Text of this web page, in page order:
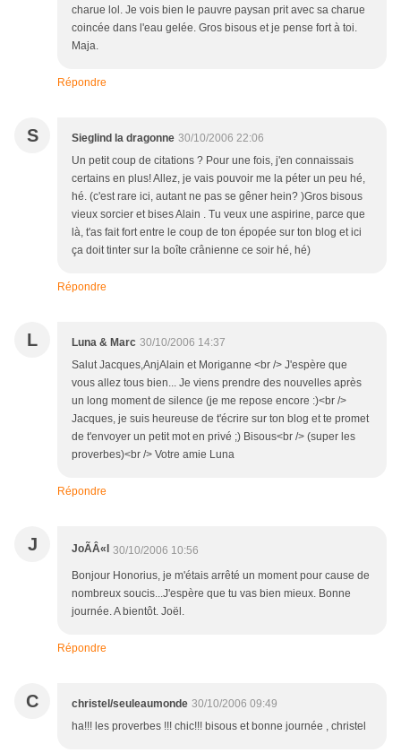
charue lol. Je vois bien le pauvre paysan prit avec sa charue
coincée dans l'eau gelée. Gros bisous et je pense fort à toi.
Maja.
Répondre
S Sieglind la dragonne 30/10/2006 22:06
Un petit coup de citations ? Pour une fois, j'en connaissais
certains en plus! Allez, je vais pouvoir me la péter un peu hé,
hé. (c'est rare ici, autant ne pas se gêner hein? )Gros bisous
vieux sorcier et bises Alain . Tu veux une aspirine, parce que
là, t'as fait fort entre le coup de ton épopée sur ton blog et ici
ça doit tinter sur la boîte crânienne ce soir hé, hé)
Répondre
L Luna & Marc 30/10/2006 14:37
Salut Jacques,AnjAlain et Moriganne <br /> J'espère que
vous allez tous bien... Je viens prendre des nouvelles après
un long moment de silence (je me repose encore :)<br />
Jacques, je suis heureuse de t'écrire sur ton blog et te promet
de t'envoyer un petit mot en privé ;) Bisous<br /> (super les
proverbes)<br /> Votre amie Luna
Répondre
J JoÃÂ«l 30/10/2006 10:56
Bonjour Honorius, je m'étais arrêté un moment pour cause de
nombreux soucis...J'espère que tu vas bien mieux. Bonne
journée. A bientôt. Joël.
Répondre
C christel/seuleaumonde 30/10/2006 09:49
ha!!! les proverbes !!! chic!!! bisous et bonne journée , christel